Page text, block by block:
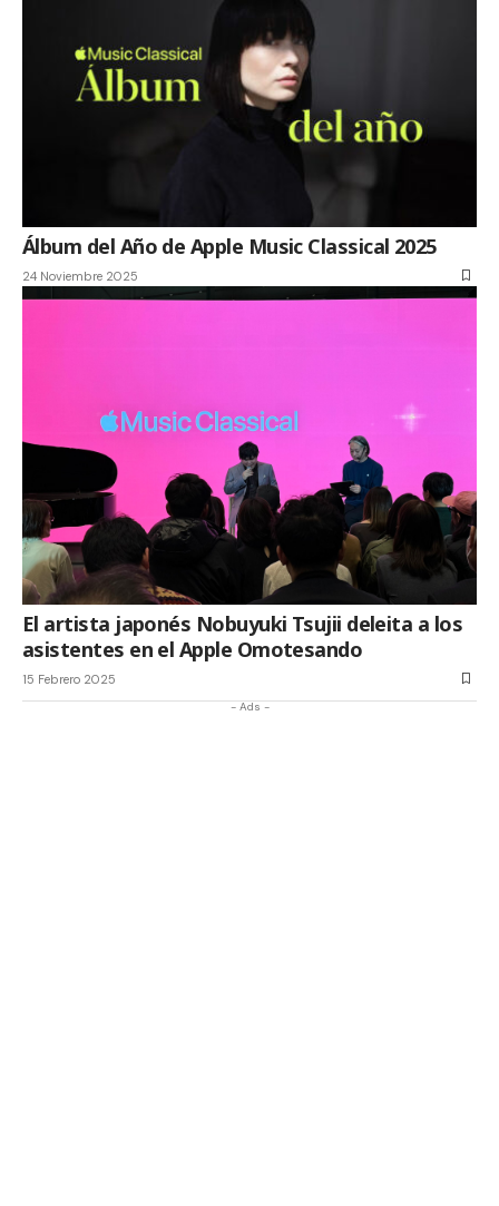
Álbum del Año de Apple Music Classical 2025
24 Noviembre 2025
El artista japonés Nobuyuki Tsujii deleita a los
asistentes en el Apple Omotesando
15 Febrero 2025
- Ads -